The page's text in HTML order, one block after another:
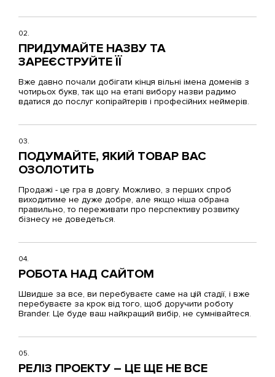
02.
ПРИДУМАЙТЕ НАЗВУ ТА
ЗАРЕЄСТРУЙТЕ ЇЇ
Вже давно почали добігати кінця вільні імена доменів з
чотирьох букв, так що на етапі вибору назви радимо
вдатися до послуг копірайтерів і професійних неймерів.
03.
ПОДУМАЙТЕ, ЯКИЙ ТОВАР ВАС
ОЗОЛОТИТЬ
Продажі - це гра в довгу. Можливо, з перших спроб
виходитиме не дуже добре, але якщо ніша обрана
правильно, то переживати про перспективу розвитку
бізнесу не доведеться.
04.
РОБОТА НАД САЙТОМ
Швидше за все, ви перебуваєте саме на цій стадії, і вже
перебуваєте за крок від того, щоб доручити роботу
Brander. Це буде ваш найкращий вибір, не сумнівайтеся.
05.
РЕЛІЗ ПРОЕКТУ – ЦЕ ЩЕ НЕ ВСЕ